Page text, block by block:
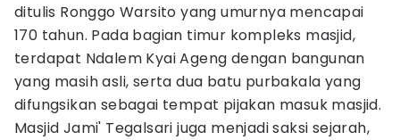
ditulis Ronggo Warsito yang umurnya mencapai
170 tahun. Pada bagian timur kompleks masjid,
terdapat Ndalem Kyai Ageng dengan bangunan
yang masih asli, serta dua batu purbakala yang
difungsikan sebagai tempat pijakan masuk masjid.
Masjid Jami' Tegalsari juga menjadi saksi sejarah,